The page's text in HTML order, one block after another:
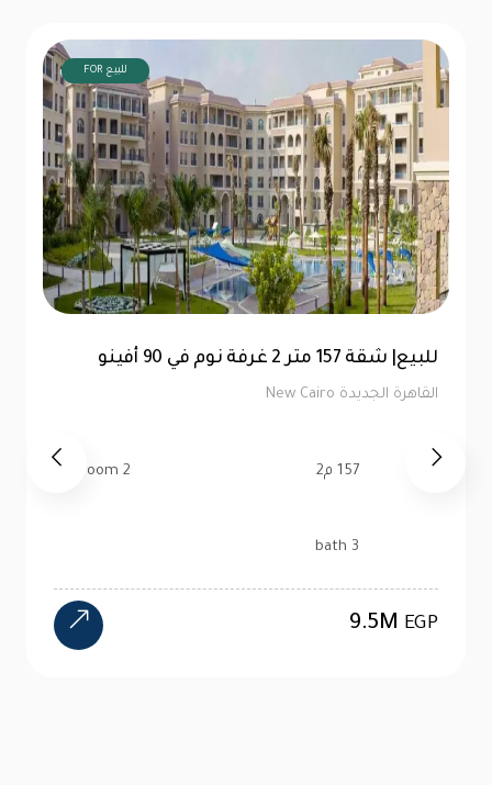
FOR للبيع
توين هاوس 520 متر للبيع في ماونتن فيو هايد
بارك | كاش